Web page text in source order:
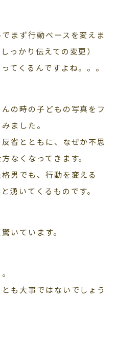
まず行動ベースを変えま
っかり伝えての変更）
てくるんですよね。。。
の時の子どもの写真をフ
ました。
省とともに、なぜか不思
なくなってきます。
男でも、行動を変える
湧いてくるものです。
いています。
も大事ではないでしょう